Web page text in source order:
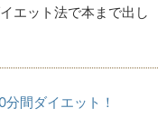
エット法で本まで出し
間ダイエット！